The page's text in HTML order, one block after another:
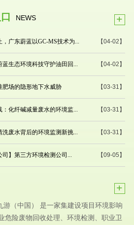
NEWS +
【04-02】
广东蔚蓝以GC-MS技术为...
【04-02】
生态环境科技守护油田回...
【03-31】
肥场的隐形地下水威胁
【03-31】
：化纤碱减量废水的环境监...
【03-31】
废水背后的环境监测新挑...
【09-05】
司】第三方环境检测公司...
+
（中国） 是一家集建设项目环境影响
危险废物回收处理、环境检测、职业卫